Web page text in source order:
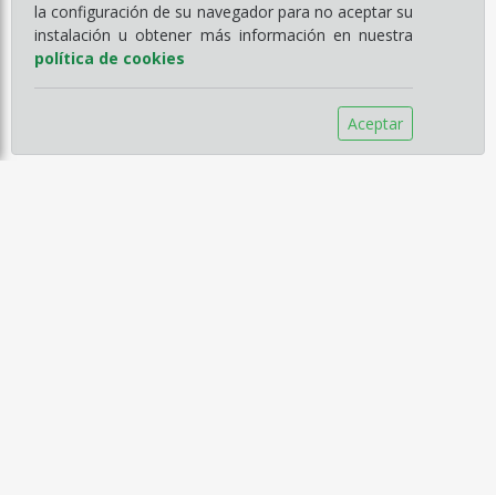
la configuración de su navegador para no aceptar su
instalación u obtener más información en nuestra
política de cookies
Aceptar